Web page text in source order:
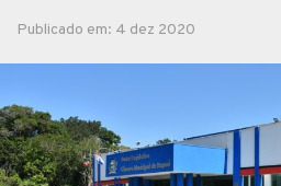
Publicado em: 4 dez 2020